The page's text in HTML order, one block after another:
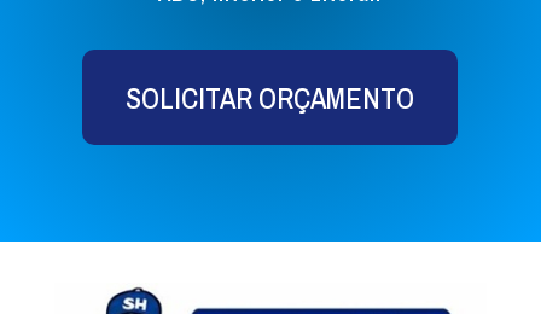
SOLICITAR ORÇAMENTO